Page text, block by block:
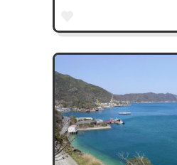
し、美しい島々へのアクセ
に、日本酒の名産地として
造」などの酒蔵が訪れる人
ます。